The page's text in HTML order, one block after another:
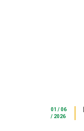
01 / 06
/ 2026